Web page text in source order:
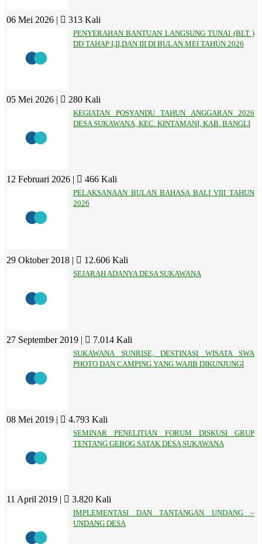
06 Mei 2026 | 313 Kali
PENYERAHAN BANTUAN LANGSUNG TUNAI (BLT )
DD TAHAP I,II,DAN III DI BULAN MEI TAHUN 2026
05 Mei 2026 | 280 Kali
KEGIATAN POSYANDU TAHUN ANGGARAN 2026
DESA SUKAWANA, KEC. KINTAMANI, KAB. BANGLI
12 Februari 2026 | 466 Kali
PELAKSANAAN BULAN BAHASA BALI VIII TAHUN
2026
29 Oktober 2018 | 12.606 Kali
SEJARAH ADANYA DESA SUKAWANA
27 September 2019 | 7.014 Kali
SUKAWANA SUNRISE, DESTINASI WISATA SWA
PHOTO DAN CAMPING YANG WAJIB DIKUNJUNGI
08 Mei 2019 | 4.793 Kali
SEMINAR PENELITIAN FORUM DISKUSI GRUP
TENTANG GEBOG SATAK DESA SUKAWANA
11 April 2019 | 3.820 Kali
IMPLEMENTASI DAN TANTANGAN UNDANG –
UNDANG DESA